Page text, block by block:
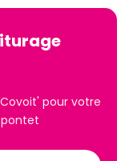
pour votre
pontet